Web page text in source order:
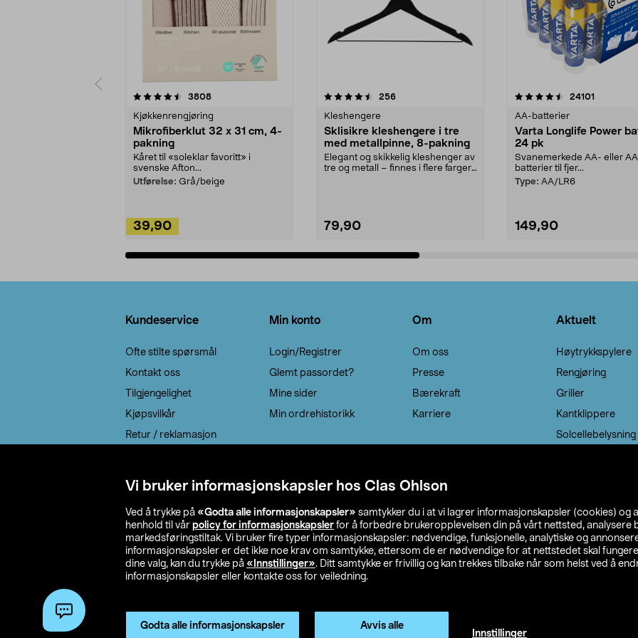
Vi bruker informasjonskapsler hos Clas Ohlson
Ved å trykke på «Godta alle informasjonskapsler» samtykker du i at vi lagrer informasjonskapsler (cookies) og
henhold til vår policy for informasjonskapsler for å forbedre brukeropplevelsen din på vårt nettsted, analysere
markedsføringstiltak. Vi bruker fire typer informasjonskapsler: nødvendige, funksjonelle, analytiske og
informasjonskapsler er det ikke noe krav om samtykke, ettersom de er nødvendige for at nettstedet skal
dine valg, kan du trykke på «Innstillinger». Ditt samtykke er frivillig og kan trekkes tilbake når som helst ved å
informasjonskapsler eller kontakte oss for veiledning.
Godta alle informasjonskapsler Avvis alle
Innstillinger
3808anmeldelser
Kjøkkenrengjøring
Mikrofiberklut 32 x 31 cm, 4-
pakning
Kåret til «soleklar favoritt» i
svenske Afton...
Utførelse: Grå/beige
39,90
4.5av 5 stjerner 256anmeldelser
Kleshengere
Sklisikre kleshengere i tre
med metallpinne, 8-pakning
Elegant og skikkelig kleshenger av
tre og metall – finnes i flere farger.
79,90
4.5av 5 stjerner 24101
AA-batterier
Varta Longlife Power
24 pk
Svanemerkede AA- eller
batterier til fjer...
Type: AA/LR6
149,90
4.5av 5 stjerner
Kundeservice
Ofte stilte spørsmål
Kontakt oss
Tilgjengelighet
Kjøpsvilkår
Retur / reklamasjon
Min konto
Login/Registrer
Glemt passordet?
Mine sider
Min ordrehistorikk
Om
Om oss
Presse
Bærekraft
Karriere
Aktuelt
Høytrykkspylere
Rengjøring
Griller
Kantklippere
Solcellebelysning